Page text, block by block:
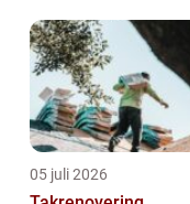
05 juli 2026